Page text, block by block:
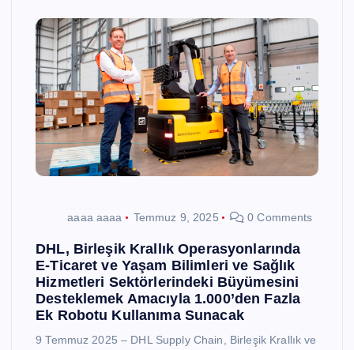
aaaa aaaa Temmuz 9, 2025 0 Comments
DHL, Birleşik Krallık Operasyonlarında
E-Ticaret ve Yaşam Bilimleri ve Sağlık
Hizmetleri Sektörlerindeki Büyümesini
Desteklemek Amacıyla 1.000’den Fazla
Ek Robotu Kullanıma Sunacak
9 Temmuz 2025 – DHL Supply Chain, Birleşik Krallık ve